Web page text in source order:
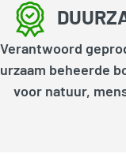
Verantwoord
beheerde
voor natuur,